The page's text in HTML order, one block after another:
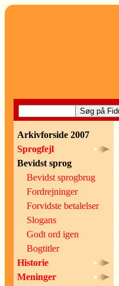
Arkivforside 2007
Sprogfejl
Bevidst sprog
Bevidst sprogbrug
Fordrejninger
Forvidste betalelser
Slogans
Godt ord igen
Bogtitler
Historie
Meninger